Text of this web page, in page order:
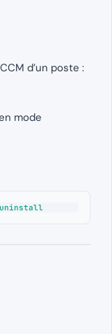
d’un poste :
mode
/uninstall